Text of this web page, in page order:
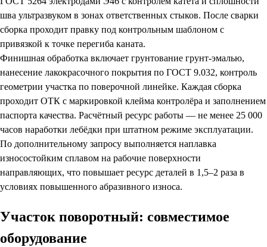
шва ультразвуком в зонах ответственных стыков. После сварки
сборка проходит правку под контрольным шаблоном с
привязкой к точке перегиба каната.
Финишная обработка включает грунтование грунт-эмалью,
нанесение лакокрасочного покрытия по ГОСТ 9.032, контроль
геометрии участка по поверочной линейке. Каждая сборка
проходит ОТК с маркировкой клейма контролёра и заполнением
паспорта качества. Расчётный ресурс работы — не менее 25 000
часов наработки лебёдки при штатном режиме эксплуатации.
По дополнительному запросу выполняется наплавка
износостойким сплавом на рабочие поверхности
направляющих, что повышает ресурс деталей в 1,5–2 раза в
условиях повышенного абразивного износа.
Участок поворотный: совместимое
оборудование